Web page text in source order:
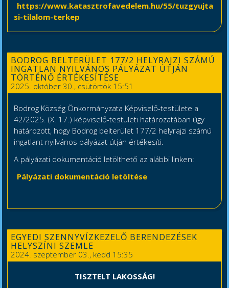
https://www.katasztrofavedelem.hu/55/tuzgyujta
si-tilalom-terkep
BODROG BELTERÜLET 177/2 HELYRAJZI SZÁMÚ
INGATLAN NYILVÁNOS PÁLYÁZAT ÚTJÁN
TÖRTÉNŐ ÉRTÉKESÍTÉSE
2025. október 30., csütörtök 15:51
Bodrog Község Önkormányzata Képviselő-testülete a
42/2025. (X. 17.) képviselő-testületi határozatában úgy
határozott, hogy Bodrog belterület 177/2 helyrajzi számú
ingatlant nyilvános pályázat útján értékesíti.
A pályázati dokumentáció letölthető az alábbi linken:
Pályázati dokumentáció letöltése
EGYEDI SZENNYVÍZKEZELŐ BERENDEZÉSEK
HELYSZÍNI SZEMLE
2024. szeptember 03., kedd 15:35
TISZTELT LAKOSSÁG!